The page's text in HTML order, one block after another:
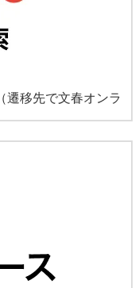
（遷移先で文春オンラ